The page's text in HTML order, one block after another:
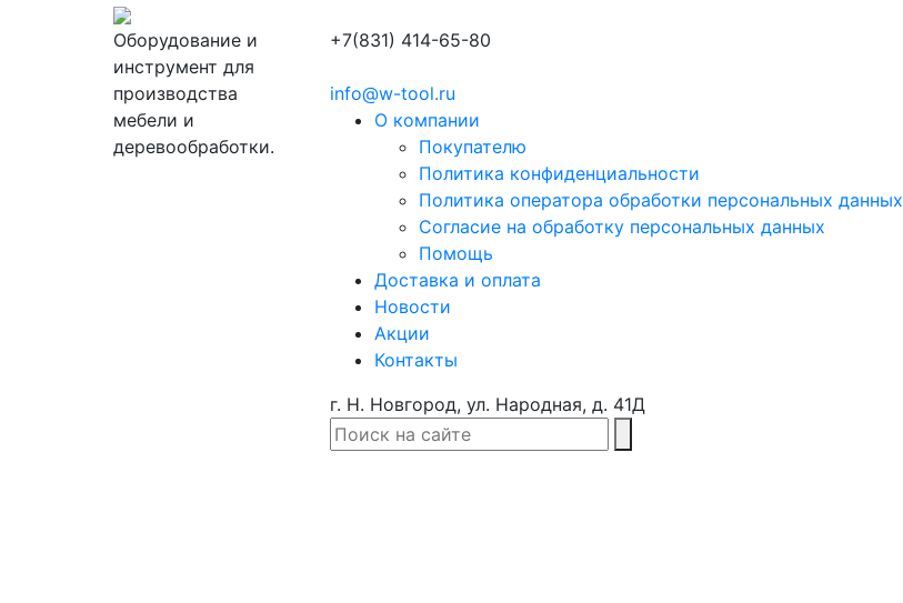
Оборудование и
инструмент для
производства
мебели и
деревообработки.
+7(831) 414-65-80
info@w-tool.ru
О компании
Покупателю
Политика конфиденциальности
Политика оператора обработки персональных данных
Согласие на обработку персональных данных
Помощь
Доставка и оплата
Новости
Акции
Контакты
г. Н. Новгород, ул. Народная, д. 41Д